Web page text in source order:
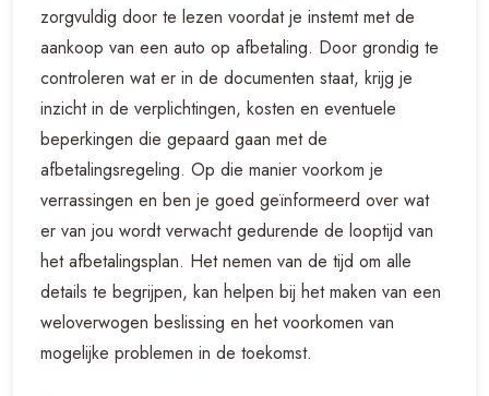
zorgvuldig door te lezen voordat je instemt met de
aankoop van een auto op afbetaling. Door grondig te
controleren wat er in de documenten staat, krijg je
inzicht in de verplichtingen, kosten en eventuele
beperkingen die gepaard gaan met de
afbetalingsregeling. Op die manier voorkom je
verrassingen en ben je goed geïnformeerd over wat
er van jou wordt verwacht gedurende de looptijd van
het afbetalingsplan. Het nemen van de tijd om alle
details te begrijpen, kan helpen bij het maken van een
weloverwogen beslissing en het voorkomen van
mogelijke problemen in de toekomst.